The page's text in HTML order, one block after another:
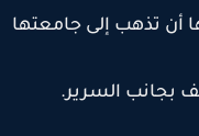
تذهب إلى جامعتها
بجانب السرير.